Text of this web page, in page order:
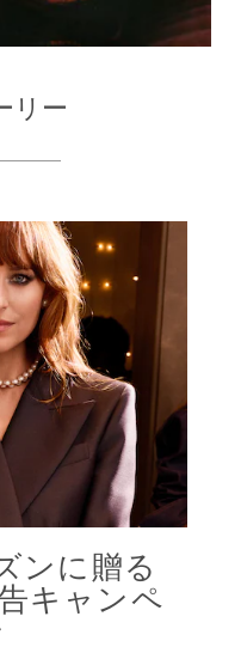
リー
ンに贈る
キャンペ